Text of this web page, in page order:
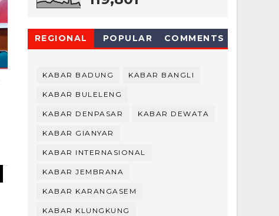
REGIONAL POPULAR COMMENTS
KABAR BADUNG KABAR BANGLI
KABAR BULELENG
KABAR DENPASAR KABAR DEWATA
KABAR GIANYAR
KABAR INTERNASIONAL
KABAR JEMBRANA
KABAR KARANGASEM
KABAR KLUNGKUNG